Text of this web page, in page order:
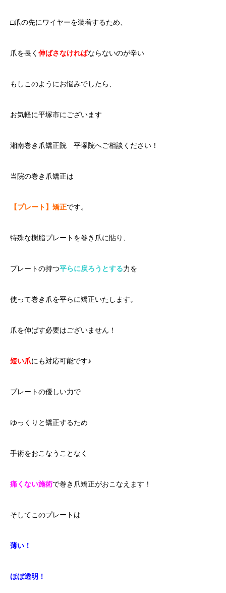
□爪の先にワイヤーを装着するため、
爪を長く 伸ばさなければならないのが辛い
もしこのようにお悩みでしたら、
お気軽に平塚市にございます
湘南巻き爪矯正院 平塚院へご相談ください！
当院の巻き爪矯正は
【プレート】矯正です。
特殊な樹脂プレートを巻き爪に貼り、
プレートの持つ平らに戻ろうとする力を
使って巻き爪を平らに矯正いたします。
爪を伸ばす必要はございません！
短い爪にも対応可能です♪
プレートの優しい力で
ゆっくりと矯正するため
手術をおこなうことなく
痛くない施術で巻き爪矯正がおこなえます！
そしてこのプレートは
薄い！
ほぼ透明！